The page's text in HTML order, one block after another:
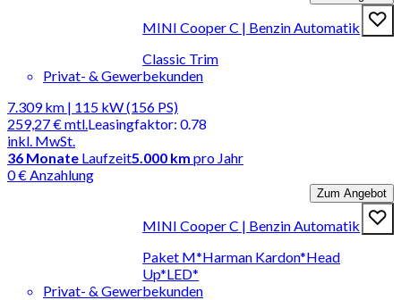
MINI Cooper C | Benzin Automatik
Classic Trim
Privat- & Gewerbekunden
7.309 km | 115 kW (156 PS)
259,27 €mtl.
inkl. MwSt.
Leasingfaktor: 0.78
36 Monate Laufzeit5.000 km pro Jahr
0 € Anzahlung
Zum Angebot
MINI Cooper C | Benzin Automatik
Paket M*Harman Kardon*Head
Up*LED*
Privat- & Gewerbekunden